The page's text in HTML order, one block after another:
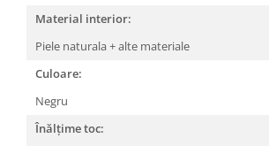
Material interior:
Piele naturala + alte materiale
Culoare:
Negru
Înălțime toc: